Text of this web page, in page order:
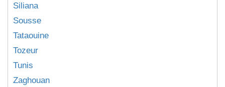
Siliana
Sousse
Tataouine
Tozeur
Tunis
Zaghouan